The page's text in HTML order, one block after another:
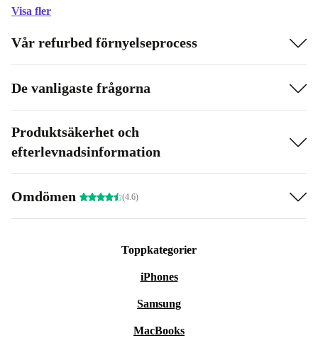
Visa fler
Vår refurbed förnyelseprocess
De vanligaste frågorna
Produktsäkerhet och
efterlevnadsinformation
Omdömen (4.6)
Toppkategorier
iPhones
Samsung
MacBooks